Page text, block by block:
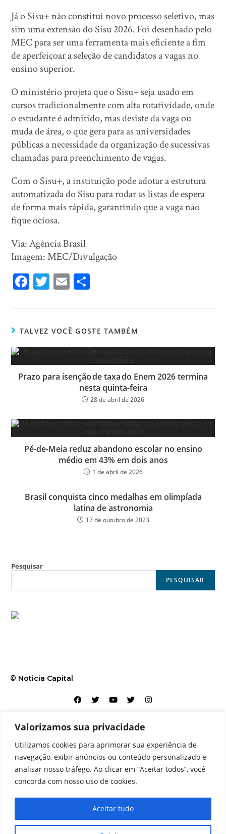
Valorizamos sua privacidade
Utilizamos cookies para aprimorar sua experiência de
navegação, exibir anúncios ou conteúdo personalizado e
analisar nosso tráfego. Ao clicar em “Aceitar todos”, você
concorda com nosso uso de cookies.
Aceitar tudo
Já o Sisu+ não constitui novo processo seletivo, mas
sim uma extensão do Sisu 2026. Foi desenhado pelo
MEC para ser uma ferramenta mais eficiente a fim
de aperfeiçoar a seleção de candidatos a vagas no
ensino superior.
O ministério projeta que o Sisu+ seja usado em
cursos tradicionalmente com alta rotatividade, onde
o estudante é admitido, mas desiste da vaga ou
muda de área, o que gera para as universidades
públicas a necessidade da organização de sucessivas
chamadas para preenchimento de vagas.
Com o Sisu+, a instituição pode adotar a estrutura
automatizada do Sisu para rodar as listas de espera
de forma mais rápida, garantindo que a vaga não
fique ociosa.
Via: Agência Brasil
Imagem: MEC/Divulgação
Fa
ok
T
er
E
TALVEZ VOCÊ GOSTE TAMBÉM
Prazo para isenção de taxa do Enem 2026 termina
nesta quinta-feira
28 de abril de 2026
Pé-de-Meia reduz abandono escolar no ensino
médio em 43% em dois anos
1 de abril de 2026
Brasil conquista cinco medalhas em olimpíada
latina de astronomia
17 de outubro de 2023
Pesquisar
PESQUISAR
© Noticia Capital
Contato Home Aviso legal Configurações de cookies
Equipe Perfil Política de cookies Serviços